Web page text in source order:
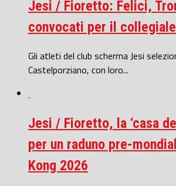
Jesi / Fioretto: Felici,
convocati per il
Gli atleti del club scherma Jesi
Castelporziano, con loro...
Jesi / Fioretto, la ‘casa
per un raduno pre-
Kong 2026